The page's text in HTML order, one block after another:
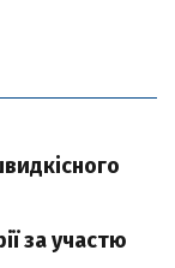
за участю